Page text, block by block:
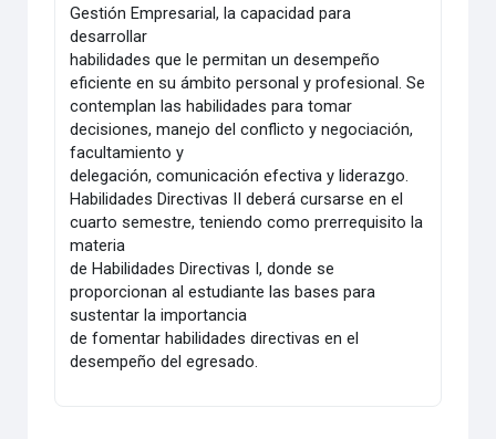
Gestión Empresarial, la capacidad para
desarrollar
habilidades que le permitan un desempeño
eficiente en su ámbito personal y profesional. Se
contemplan las habilidades para tomar
decisiones, manejo del conflicto y negociación,
facultamiento y
delegación, comunicación efectiva y liderazgo.
Habilidades Directivas II deberá cursarse en el
cuarto semestre, teniendo como prerrequisito la
materia
de Habilidades Directivas I, donde se
proporcionan al estudiante las bases para
sustentar la importancia
de fomentar habilidades directivas en el
desempeño del egresado.